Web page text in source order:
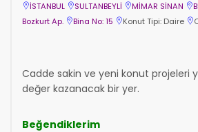
İSTANBUL SULTANBEYLİ MİMAR SİNAN
Bozkurt Ap.
Bina No: 15 Konut Tipi: Daire
Cadde sakin ve yeni konut projeleri
değer kazanacak bir yer.
Beğendiklerim